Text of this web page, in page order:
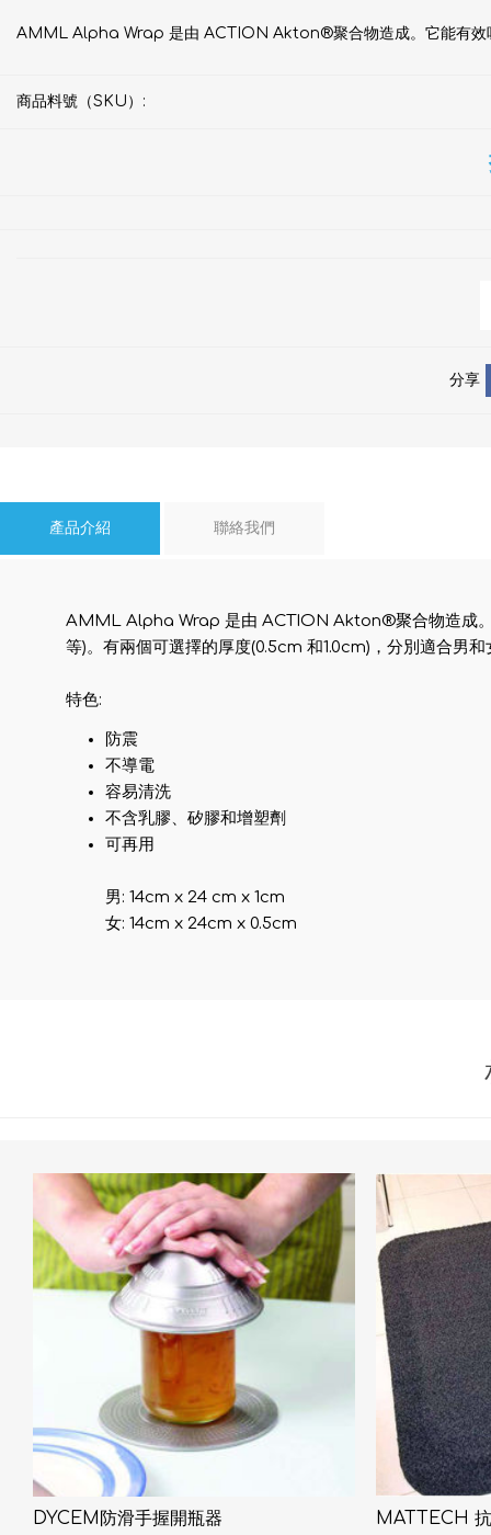
AMML Alpha Wrap 是由 ACTION Akton®聚合物造成。它能有效
商品料號（SKU）:
分享
產品介紹 聯絡我們
AMML Alpha Wrap 是由 ACTION Akton®聚合物造成。
等)。有兩個可選擇的厚度(0.5cm 和1.0cm)，分別適合男
特色:
防震
不導電
容易清洗
不含乳膠、矽膠和增塑劑
可再用
男: 14cm x 24 cm x 1cm
女: 14cm x 24cm x 0.5cm
DYCEM防滑手握開瓶器 MATTECH